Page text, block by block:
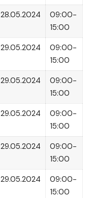
28.05.2024
09:00-
15:00
29.05.2024
09:00-
15:00
29.05.2024
09:00-
15:00
29.05.2024
09:00-
15:00
29.05.2024
09:00-
15:00
29.05.2024
09:00-
15:00